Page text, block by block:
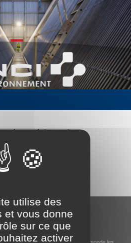
énergétique de
utilise des
et vous donne
sur ce que
activer